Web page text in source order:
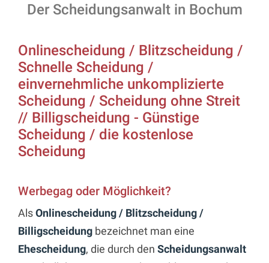
Der Scheidungsanwalt in Bochum
Onlinescheidung / Blitzscheidung /
Schnelle Scheidung /
einvernehmliche unkomplizierte
Scheidung / Scheidung ohne Streit
// Billigscheidung - Günstige
Scheidung / die kostenlose
Scheidung
Werbegag oder Möglichkeit?
AlsOnlinescheidung / Blitzscheidung /
Billigscheidung bezeichnet man eine
Ehescheidung, die durch den Scheidungsanwalt